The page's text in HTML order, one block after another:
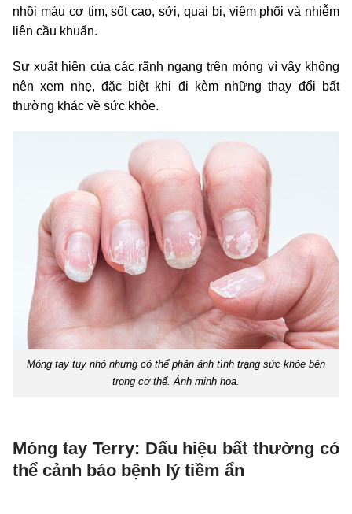
nhồi máu cơ tim, sốt cao, sởi, quai bị, viêm phổi và nhiễm
liên cầu khuẩn.
Sự xuất hiện của các rãnh ngang trên móng vì vậy không
nên xem nhẹ, đặc biệt khi đi kèm những thay đổi bất
thường khác về sức khỏe.
Móng tay tuy nhỏ nhưng có thể phản ánh tình trạng sức khỏe bên
trong cơ thể. Ảnh minh họa.
Móng tay Terry: Dấu hiệu bất thường có
thể cảnh báo bệnh lý tiềm ẩn